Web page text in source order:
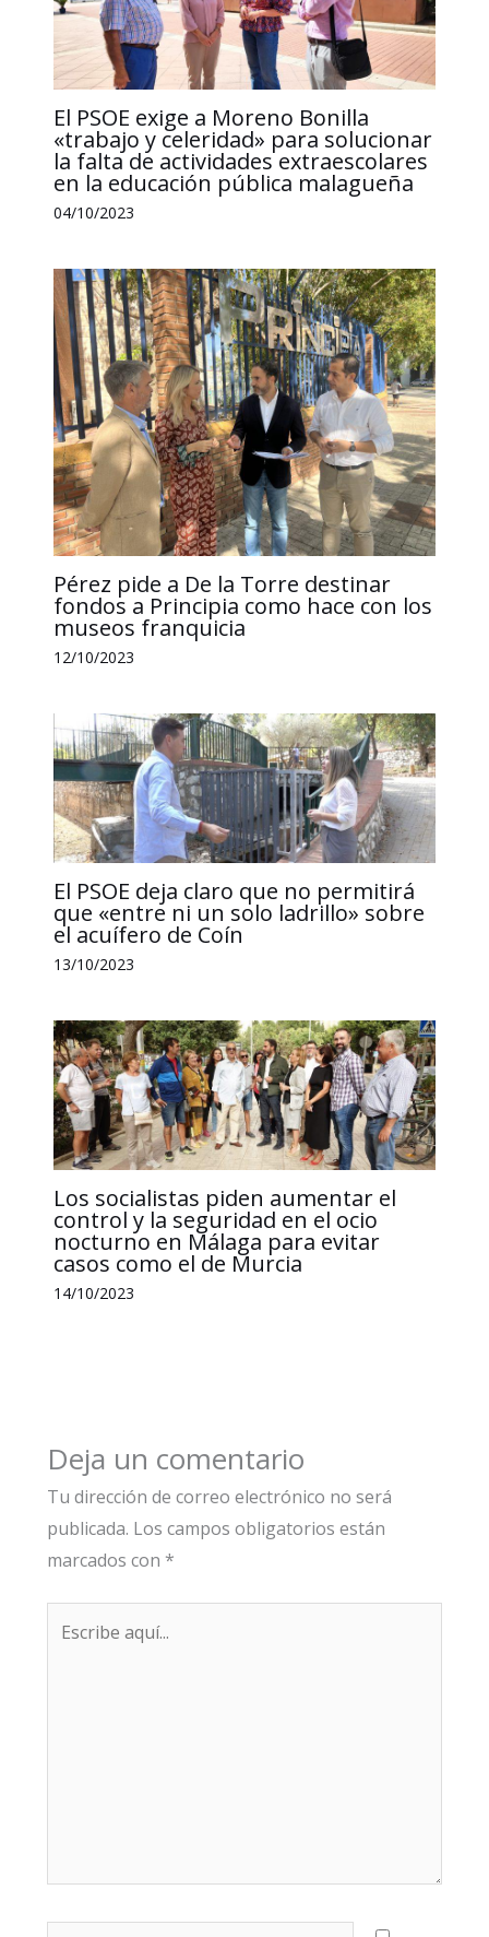
El PSOE exige a Moreno Bonilla
«trabajo y celeridad» para solucionar
la falta de actividades extraescolares
en la educación pública malagueña
04/10/2023
Pérez pide a De la Torre destinar
fondos a Principia como hace con los
museos franquicia
12/10/2023
El PSOE deja claro que no permitirá
que «entre ni un solo ladrillo» sobre
el acuífero de Coín
13/10/2023
Los socialistas piden aumentar el
control y la seguridad en el ocio
nocturno en Málaga para evitar
casos como el de Murcia
14/10/2023
Deja un comentario
Tu dirección de correo electrónico no será
publicada. Los campos obligatorios están
marcados con *